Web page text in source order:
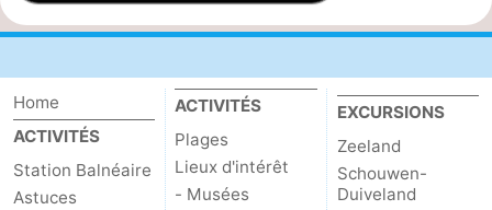
Home
ACTIVITÉS
Station Balnéaire
Astuces
ACTIVITÉS
Plages
Lieux d'intérêt
- Musées
EXCURSIONS
Zeeland
Schouwen-
Duiveland